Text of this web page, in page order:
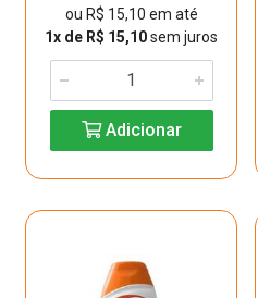
ou R$ 15,10 em até
1x de R$ 15,10sem juros
Adicionar